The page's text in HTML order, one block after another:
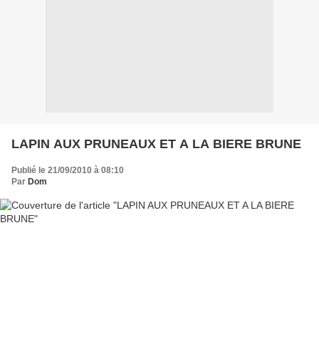
LAPIN AUX PRUNEAUX ET A LA BIERE BRUNE
Publié le 21/09/2010 à 08:10
Par Dom